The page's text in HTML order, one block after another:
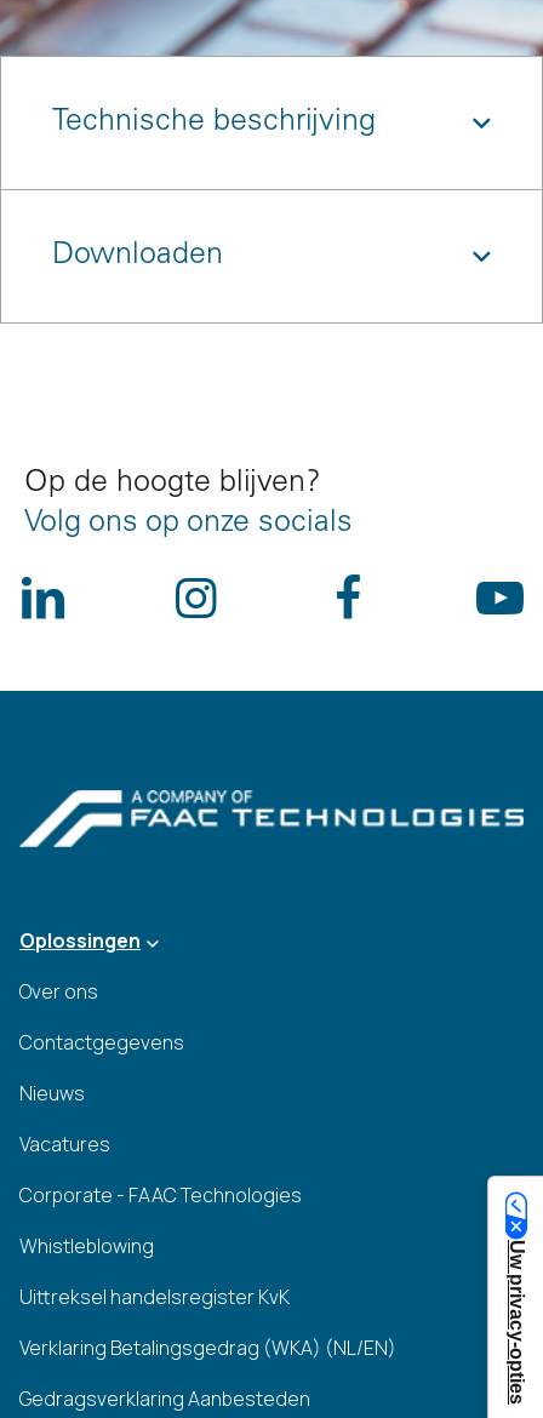
Technische beschrijving
Downloaden
Op de hoogte blijven?
Volg ons op onze socials
Oplossingen
Over ons
Contactgegevens
Nieuws
Vacatures
Corporate - FAAC Technologies
Whistleblowing
Uittreksel handelsregister KvK
Verklaring Betalingsgedrag (WKA) (NL/EN)
Gedragsverklaring Aanbesteden
Uw privacy-opties